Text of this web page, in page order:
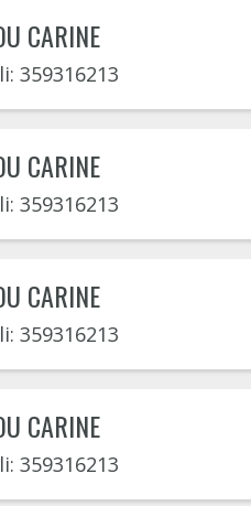
CARINE
359316213
CARINE
359316213
CARINE
359316213
CARINE
359316213